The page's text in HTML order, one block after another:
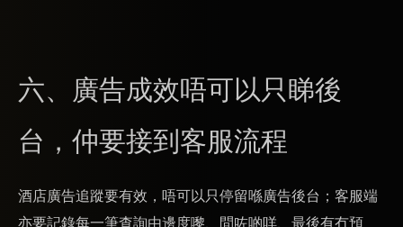
六、廣告成效唔可以只睇後
台，仲要接到客服流程
酒店廣告追蹤要有效，唔可以只停留喺廣告後台；客服端
亦要記錄每一筆查詢由邊度嚟、問咗啲咩、最後有冇預